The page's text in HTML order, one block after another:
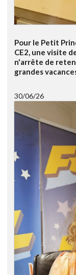
Pour le Petit
CE2, une visite
n'arrête de
grandes
30/06/26